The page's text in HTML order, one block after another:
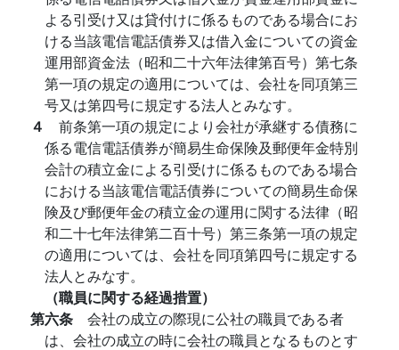
よる引受け又は貸付けに係るものである場合にお
ける当該電信電話債券又は借入金についての資金
運用部資金法（昭和二十六年法律第百号）第七条
第一項の規定の適用については、会社を同項第三
号又は第四号に規定する法人とみなす。
４ 前条第一項の規定により会社が承継する債務に
係る電信電話債券が簡易生命保険及郵便年金特別
会計の積立金による引受けに係るものである場合
における当該電信電話債券についての簡易生命保
険及び郵便年金の積立金の運用に関する法律（昭
和二十七年法律第二百十号）第三条第一項の規定
の適用については、会社を同項第四号に規定する
法人とみなす。
（職員に関する経過措置）
第六条 会社の成立の際現に公社の職員である者
は、会社の成立の時に会社の職員となるものとす